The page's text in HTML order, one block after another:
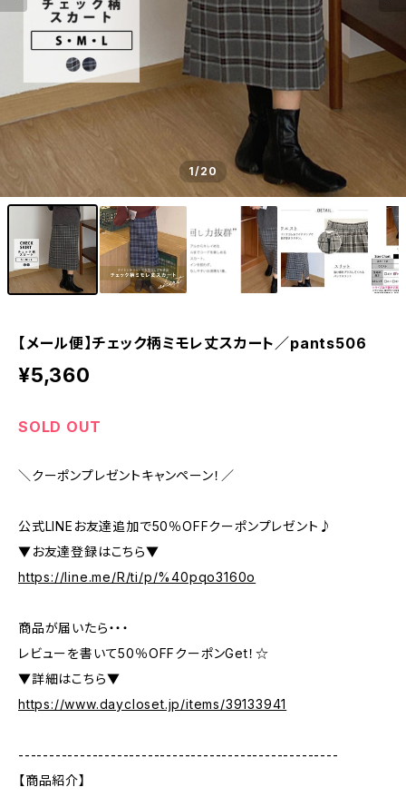
1/20
【メール便】チェック柄ミモレ丈スカート／pants506
¥5,360
SOLD OUT
＼クーポンプレゼントキャンペーン！／
公式LINEお友達追加で50％OFFクーポンプレゼント♪
▼お友達登録はこちら▼
https://line.me/R/ti/p/%40pqo3160o
商品が届いたら・・・
レビューを書いて50％OFFクーポンGet！☆
▼詳細はこちら▼
https://www.daycloset.jp/items/39133941
----------------------------------------------------
【商品紹介】